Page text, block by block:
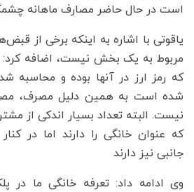
است در حال حاضر مصارف ماهانه
یاقوتی با اشاره به اینکه برخی از
مربوط به یک بخش نیست، اضافه کرد:
که رمز ارز در آنها بوده و محاسبه
شده است به همین دلیل مصرف،
نیست. البته تعداد بسیار اندکی از
که عنوان خانگی را دارند اما در
جانبی نیز دارند
وی ادامه داد: تعرفه خانگی ما در